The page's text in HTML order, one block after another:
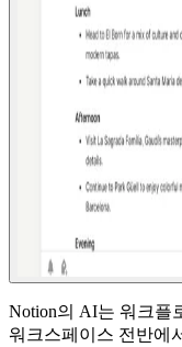
Notion의 AI는 워크플
워크스페이스 전반에